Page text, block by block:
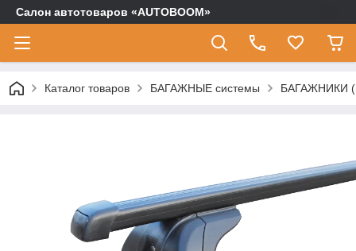
Салон автотоваров «AUTOBOOM»
Каталог товаров БАГАЖНЫЕ системы БАГАЖНИКИ